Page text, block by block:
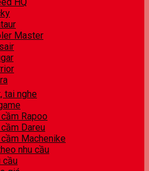
Master
tai nghe
Rapoo
Dareu
cầm Machenike
nhu cầu
cầu